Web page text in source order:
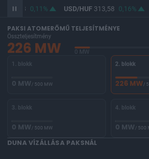
362,13 0,11% USD/HUF313,58 0,16%
PAKSI ATOMERŐMŰ TELJESÍTMÉNYE
Összteljesítmény
226 MW 0 MW
1. blokk
0 MW/ 500 MW
2. blokk
226 MW/
3. blokk
0 MW/ 500 MW
4. blokk
0 MW/ 500
DUNA VÍZÁLLÁSA PAKSNÁL